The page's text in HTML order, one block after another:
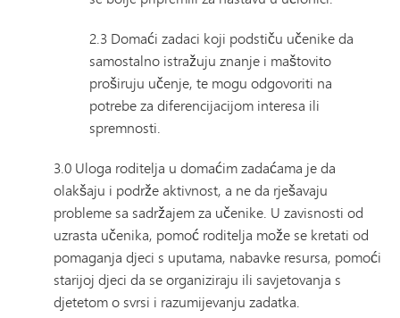
2.3 Domaći zadaci koji podstiču učenike da
samostalno istražuju znanje i maštovito
proširuju učenje, te mogu odgovoriti na
potrebe za diferencijacijom interesa ili
spremnosti.
3.0 Uloga roditelja u domaćim zadaćama je da
olakšaju i podrže aktivnost, a ne da rješavaju
probleme sa sadržajem za učenike. U zavisnosti od
uzrasta učenika, pomoć roditelja može se kretati od
pomaganja djeci s uputama, nabavke resursa, pomoći
starijoj djeci da se organiziraju ili savjetovanja s
djetetom o svrsi i razumijevanju zadatka.